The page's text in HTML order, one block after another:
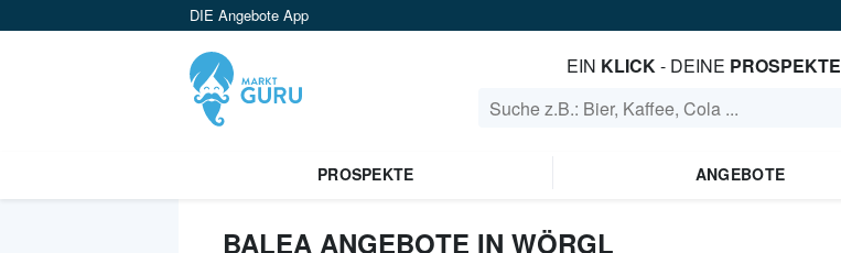
DIE Angebote App
EIN KLICK- DEINE PROSPEKTE
PROSPEKTE ANGEBOTE
BALEA ANGEBOTE IN WÖRGL